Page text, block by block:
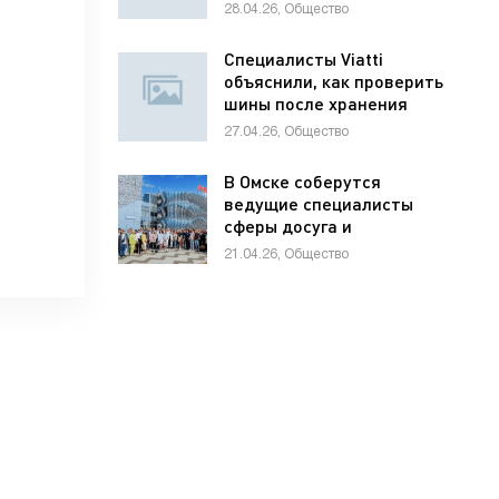
28.04.26, Общество
Специалисты Viatti
объяснили, как проверить
шины после хранения
27.04.26, Общество
В Омске соберутся
ведущие специалисты
сферы досуга и
развлечений России и
21.04.26, Общество